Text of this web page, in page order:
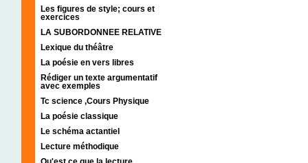
Les figures de style; cours et
exercices
LA SUBORDONNEE RELATIVE
Lexique du théâtre
La poésie en vers libres
Rédiger un texte argumentatif
avec exemples
Tc science ,Cours Physique
La poésie classique
Le schéma actantiel
Lecture méthodique